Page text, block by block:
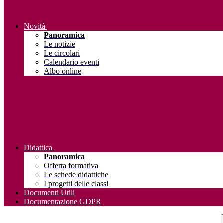
Novità
Panoramica
Le notizie
Le circolari
Calendario eventi
Albo online
Didattica
Panoramica
Offerta formativa
Le schede didattiche
I progetti delle classi
Documenti Utili
Documentazione GDPR